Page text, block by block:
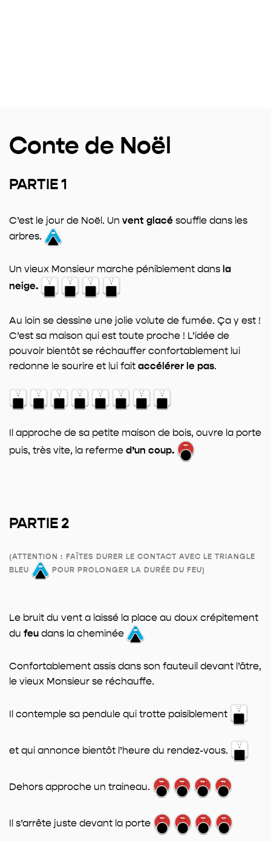
Conte de Noël
PARTIE 1
C’est le jour de Noël. Un vent glacé souffle dans les
arbres.
Un vieux Monsieur marche péniblement dans la
neige.
Au loin se dessine une jolie volute de fumée. Ça y est !
C’est sa maison qui est toute proche ! L’idée de
pouvoir bientôt se réchauffer confortablement lui
redonne le sourire et lui fait accélérer le pas.
Il approche de sa petite maison de bois, ouvre la porte
puis, très vite, la referme d’un coup.
PARTIE 2
(ATTENTION : FAÎTES DURER LE CONTACT AVEC LE TRIANGLE
BLEU
POUR PROLONGER LA DURÉE DU FEU)
Le bruit du vent a laissé la place au doux crépitement
du feu dans la cheminée
Confortablement assis dans son fauteuil devant l’âtre,
le vieux Monsieur se réchauffe.
Il contemple sa pendule qui trotte paisiblement
et qui annonce bientôt l’heure du rendez-vous.
Dehors approche un traineau.
Il s’arrête juste devant la porte